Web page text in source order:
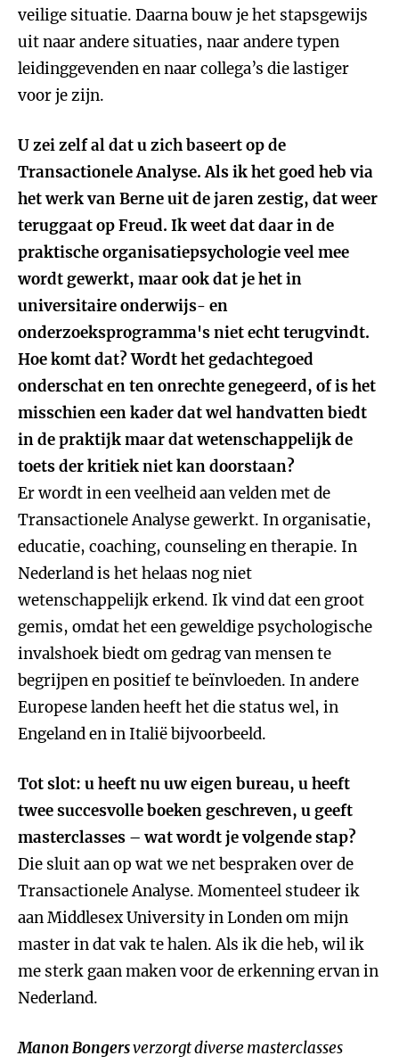
veilige situatie. Daarna bouw je het stapsgewijs
uit naar andere situaties, naar andere typen
leidinggevenden en naar collega’s die lastiger
voor je zijn.
U zei zelf al dat u zich baseert op de
Transactionele Analyse. Als ik het goed heb via
het werk van Berne uit de jaren zestig, dat weer
teruggaat op Freud. Ik weet dat daar in de
praktische organisatiepsychologie veel mee
wordt gewerkt, maar ook dat je het in
universitaire onderwijs- en
onderzoeksprogramma's niet echt terugvindt.
Hoe komt dat? Wordt het gedachtegoed
onderschat en ten onrechte genegeerd, of is het
misschien een kader dat wel handvatten biedt
in de praktijk maar dat wetenschappelijk de
toets der kritiek niet kan doorstaan?
Er wordt in een veelheid aan velden met de
Transactionele Analyse gewerkt. In organisatie,
educatie, coaching, counseling en therapie. In
Nederland is het helaas nog niet
wetenschappelijk erkend. Ik vind dat een groot
gemis, omdat het een geweldige psychologische
invalshoek biedt om gedrag van mensen te
begrijpen en positief te beïnvloeden. In andere
Europese landen heeft het die status wel, in
Engeland en in Italië bijvoorbeeld.
Tot slot: u heeft nu uw eigen bureau, u heeft
twee succesvolle boeken geschreven, u geeft
masterclasses – wat wordt je volgende stap?
Die sluit aan op wat we net bespraken over de
Transactionele Analyse. Momenteel studeer ik
aan Middlesex University in Londen om mijn
master in dat vak te halen. Als ik die heb, wil ik
me sterk gaan maken voor de erkenning ervan in
Nederland.
Manon Bongersverzorgt diverse masterclasses